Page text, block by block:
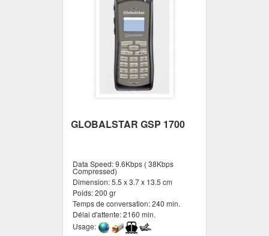
GLOBALSTAR GSP 1700
Data Speed:9.6Kbps ( 38Kbps
Compressed)
Dimension:5.5 x 3.7 x 13.5 cm
Poids:200 gr
Temps de conversation:240 min.
Délai d'attente:2160 min.
Usage: